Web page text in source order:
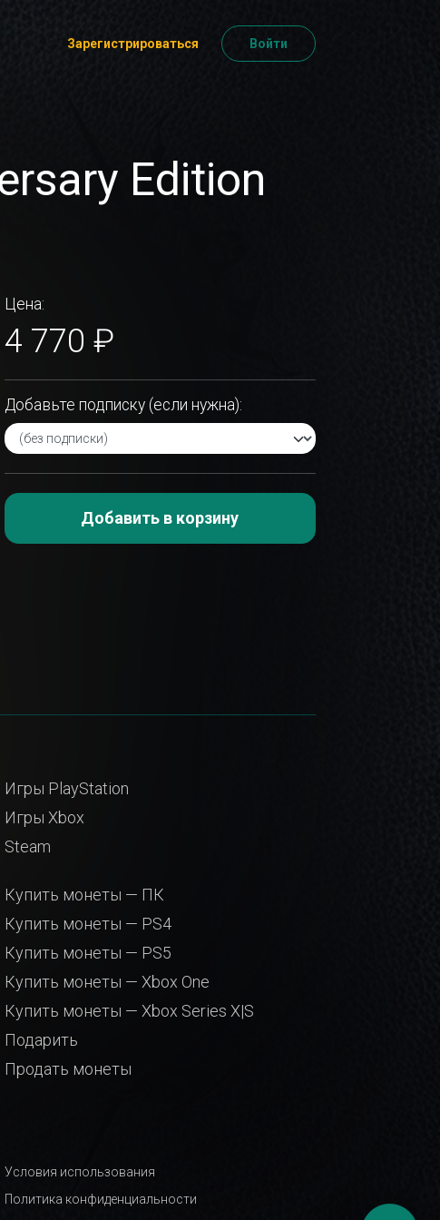
Зарегистрироваться Войти
Edition
Цена:
4 770 ₽
Добавьте подписку (если нужна):
Добавить в корзину
Игры PlayStation
Игры Xbox
Steam
Купить монеты — ПК
Купить монеты — PS4
Купить монеты — PS5
Купить монеты — Xbox One
Купить монеты — Xbox Series X|S
Подарить
Продать монеты
Условия использования
Политика конфиденциальности